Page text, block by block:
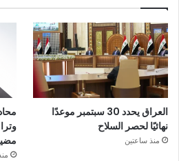
العراق يحدد 30 سبتمبر موعدًا
نهائيًا لحصر السلاح
منذ ساعتين